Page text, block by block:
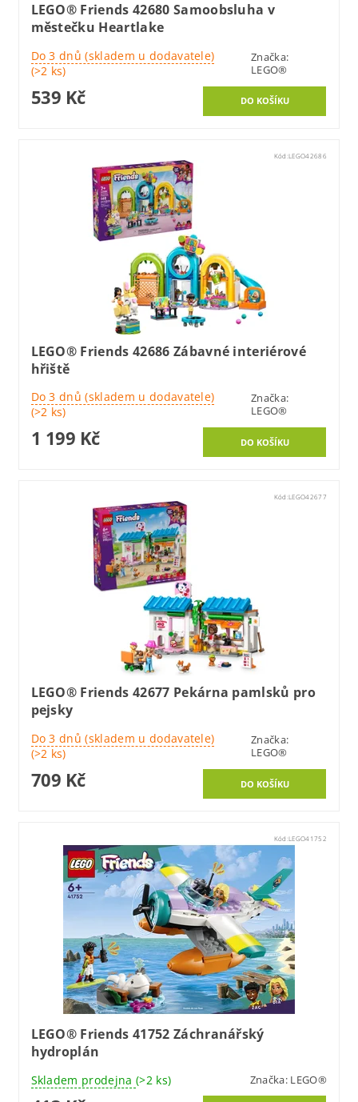
LEGO® Friends 42680 Samoobsluha v
městečku Heartlake
Do 3 dnů (skladem u dodavatele)
(>2 ks)
Značka:
LEGO®
539 Kč
Kód:LEGO42686
LEGO® Friends 42686 Zábavné interiérové
hřiště
Do 3 dnů (skladem u dodavatele)
(>2 ks)
Značka:
LEGO®
1 199 Kč
Kód:LEGO42677
LEGO® Friends 42677 Pekárna pamlsků pro
pejsky
Do 3 dnů (skladem u dodavatele)
(>2 ks)
Značka:
LEGO®
709 Kč
Kód:LEGO41752
LEGO® Friends 41752 Záchranářský
hydroplán
Skladem prodejna (>2 ks) Značka: LEGO®